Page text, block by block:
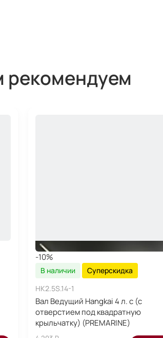
рекомендуем
-10%
В наличии
Суперскидка
HK2.5S.14-1
Вал Ведущий Hangkai 4 л. с (с
отверстием под квадратную
крыльчатку) (PREMARINE)